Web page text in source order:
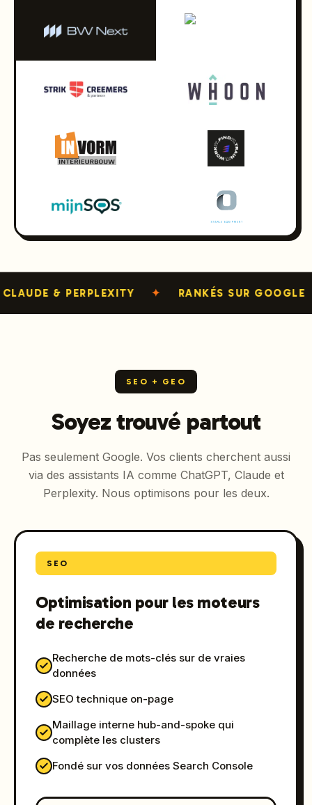
✦ RANKÉS SUR GOOGLE ✦ CITÉS
SEO + GEO
Soyez trouvé partout
Pas seulement Google. Vos clients cherchent aussi
via des assistants IA comme ChatGPT, Claude et
Perplexity. Nous optimisons pour les deux.
SEO
Optimisation pour les moteurs
de recherche
Recherche de mots-clés sur de vraies
données
SEO technique on-page
Maillage interne hub-and-spoke qui
complète les clusters
Fondé sur vos données Search Console